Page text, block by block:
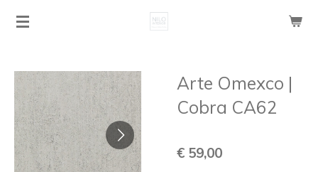
Ga
de
hoofdinhoud
Arte Omexco |
Cobra CA62
€ 59,00